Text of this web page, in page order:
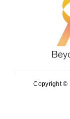
Copyright ©